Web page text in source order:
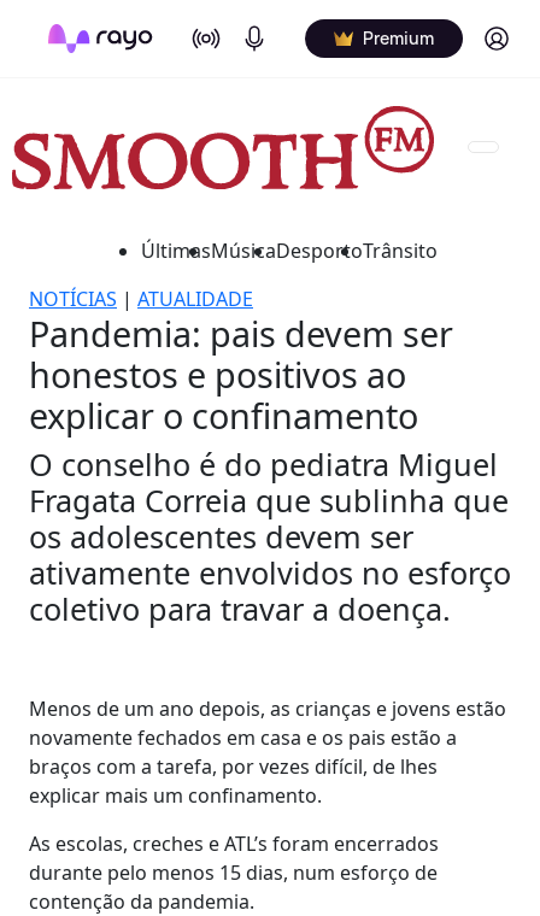
On Air Podcasts Premium Log in
ÚltimasMúsicaDesportoTrânsito
NOTÍCIAS | ATUALIDADE
Pandemia: pais devem ser
honestos e positivos ao
explicar o confinamento
O conselho é do pediatra Miguel
Fragata Correia que sublinha que
os adolescentes devem ser
ativamente envolvidos no esforço
coletivo para travar a doença.
Menos de um ano depois, as crianças e jovens estão
novamente fechados em casa e os pais estão a
braços com a tarefa, por vezes difícil, de lhes
explicar mais um confinamento.
As escolas, creches e ATL’s foram encerrados
durante pelo menos 15 dias, num esforço de
contenção da pandemia.